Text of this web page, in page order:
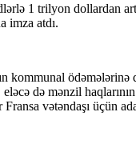
1 trilyon dollardan
imza atdı.
kommunal
də mənzil
vətəndaşı üçün